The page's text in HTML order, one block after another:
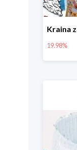
19.98%